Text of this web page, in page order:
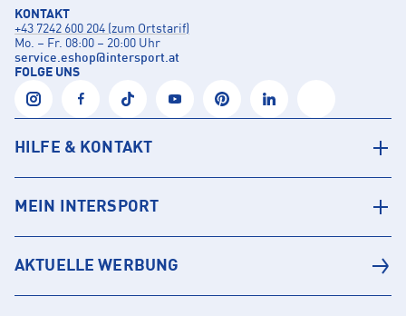
KONTAKT
+43 7242 600 204 (zum Ortstarif)
Mo. – Fr. 08:00 – 20:00 Uhr
service.eshop@intersport.at
FOLGE UNS
HILFE & KONTAKT
MEIN INTERSPORT
AKTUELLE WERBUNG